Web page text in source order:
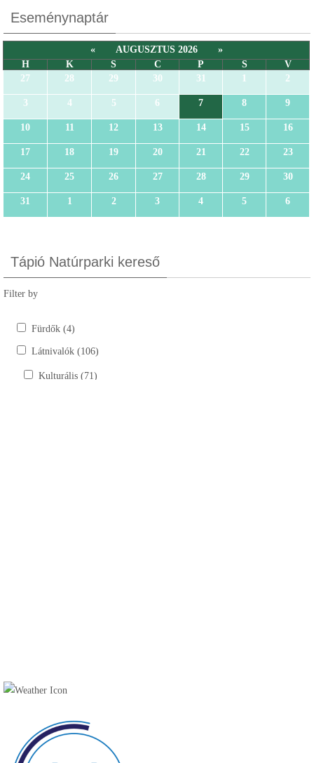
Eseménynaptár
« AUGUSZTUS 2026
»
H
K S C P S
V
27
28 29 30 31 1 2
3 4 5 6 7 8 9
10 11 12 13 14 15 16
17 18 19 20 21 22 23
24 25 26 27 28 29 30
31 1 2 3 4 5 6
Tápió Natúrparki kereső
Filter by
Fürdők (4)
Látnivalók (106)
Kulturális (71)
Kávézó (16)
Pékség (20)